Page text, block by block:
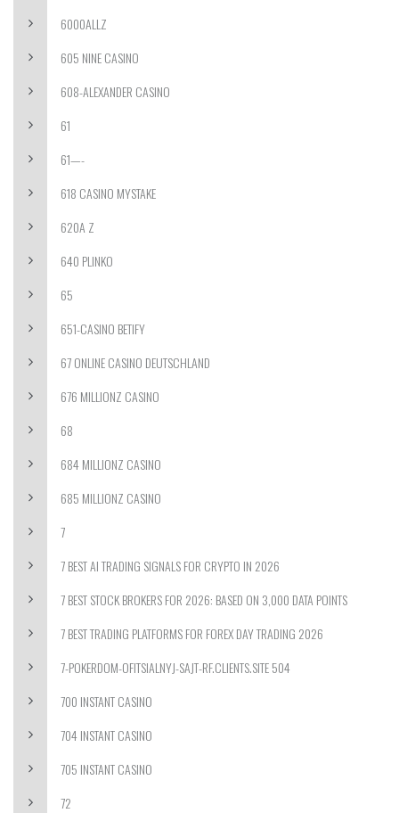
6000ALLZ
605 NINE CASINO
608-ALEXANDER CASINO
61
61—-
618 CASINO MYSTAKE
620A Z
640 PLINKO
65
651-CASINO BETIFY
67 ONLINE CASINO DEUTSCHLAND
676 MILLIONZ CASINO
68
684 MILLIONZ CASINO
685 MILLIONZ CASINO
7
7 BEST AI TRADING SIGNALS FOR CRYPTO IN 2026
7 BEST STOCK BROKERS FOR 2026: BASED ON 3,000 DATA POINTS
7 BEST TRADING PLATFORMS FOR FOREX DAY TRADING 2026
7-POKERDOM-OFITSIALNYJ-SAJT-RF.CLIENTS.SITE 504
700 INSTANT CASINO
704 INSTANT CASINO
705 INSTANT CASINO
72